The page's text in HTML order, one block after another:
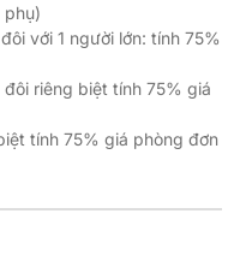
phụ)
với 1 người lớn: tính 75%
riêng biệt tính 75% giá
tính 75% giá phòng đơn